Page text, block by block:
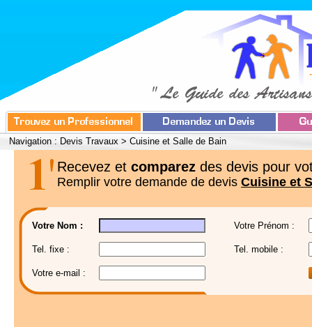
Navigation : Devis Travaux > Cuisine et Salle de Bain
Recevez et comparez des devis pour
Remplir votre demande de devis Cuisine et
Votre Nom : Votre Prénom :
Tel. fixe : Tel. mobile :
Votre e-mail :